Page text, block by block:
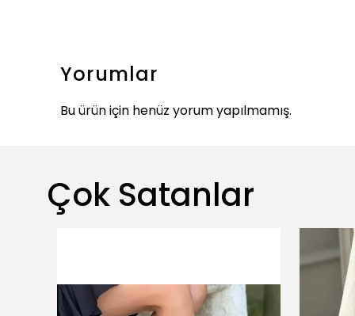
Yorumlar
Bu ürün için henüz yorum yapılmamış.
Çok Satanlar